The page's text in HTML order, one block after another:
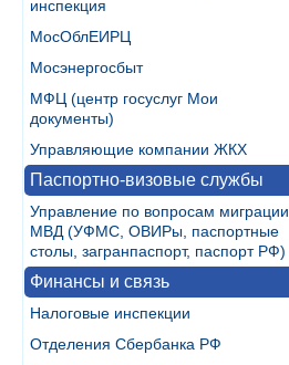
инспекция
МосОблЕИРЦ
Мосэнергосбыт
МФЦ (центр госуслуг Мои
документы)
Управляющие компании ЖКХ
Паспортно-визовые службы
Управление по вопросам миграции
МВД (УФМС, ОВИРы, паспортные
столы, загранпаспорт, паспорт РФ)
Финансы и связь
Налоговые инспекции
Отделения Сбербанка РФ